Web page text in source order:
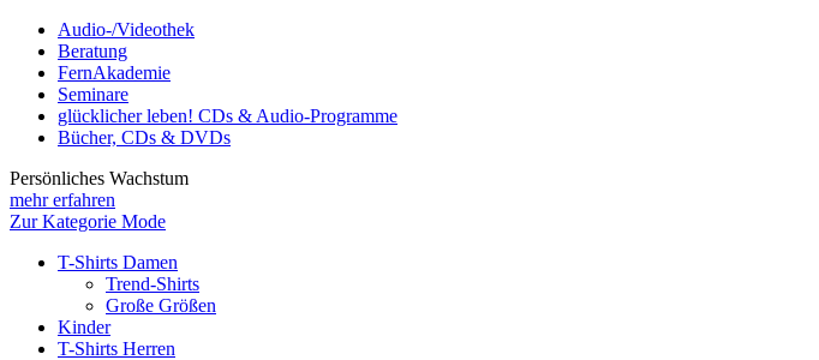
Audio-/Videothek
Beratung
FernAkademie
Seminare
glücklicher leben! CDs & Audio-Programme
Bücher, CDs & DVDs
Persönliches Wachstum
mehr erfahren
Zur Kategorie Mode
T-Shirts Damen
Trend-Shirts
Große Größen
Kinder
T-Shirts Herren